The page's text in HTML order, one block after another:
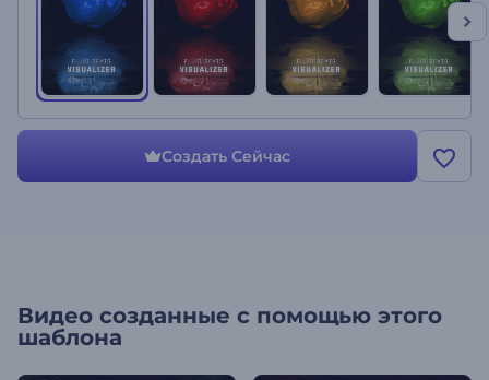
Создать Сейчас
Видео созданные с помощью этого
шаблона